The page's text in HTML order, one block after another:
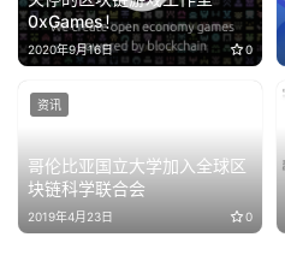
0xGames！
2020年9月16日 0
哥伦比亚国立大学加入全球区
块链科学联合会
2019年4月23日 0
资讯